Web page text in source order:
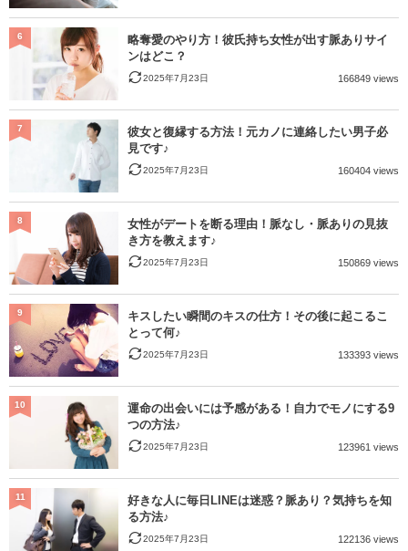
略奪愛のやり方！彼氏持ち女性が出す脈ありサイ
ンはどこ？
2025年7月23日 166849 views
6
彼女と復縁する方法！元カノに連絡したい男子必
見です♪
2025年7月23日 160404 views
7
女性がデートを断る理由！脈なし・脈ありの見抜
き方を教えます♪
2025年7月23日 150869 views
8
キスしたい瞬間のキスの仕方！その後に起こるこ
とって何♪
2025年7月23日 133393 views
9
運命の出会いには予感がある！自力でモノにする9
つの方法♪
2025年7月23日 123961 views
10
好きな人に毎日LINEは迷惑？脈あり？気持ちを知
る方法♪
2025年7月23日 122136 views
11